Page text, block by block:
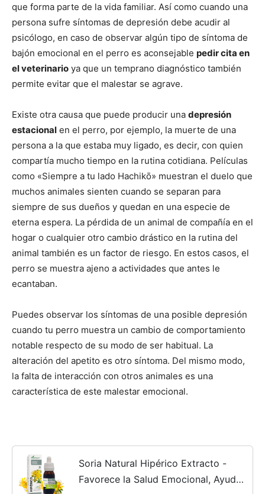
que forma parte de la vida familiar. Así como cuando una
persona sufre síntomas de depresión debe acudir al
psicólogo, en caso de observar algún tipo de síntoma de
bajón emocional en el perro es aconsejable pedir cita en
el veterinario ya que un temprano diagnóstico también
permite evitar que el malestar se agrave.
Existe otra causa que puede producir una depresión
estacional en el perro, por ejemplo, la muerte de una
persona a la que estaba muy ligado, es decir, con quien
compartía mucho tiempo en la rutina cotidiana. Películas
como «Siempre a tu lado Hachikō» muestran el duelo que
muchos animales sienten cuando se separan para
siempre de sus dueños y quedan en una especie de
eterna espera. La pérdida de un animal de compañía en el
hogar o cualquier otro cambio drástico en la rutina del
animal también es un factor de riesgo. En estos casos, el
perro se muestra ajeno a actividades que antes le
ecantaban.
Puedes observar los síntomas de una posible depresión
cuando tu perro muestra un cambio de comportamiento
notable respecto de su modo de ser habitual. La
alteración del apetito es otro síntoma. Del mismo modo,
la falta de interacción con otros animales es una
característica de este malestar emocional.
Soria Natural Hipérico Extracto -
Favorece la Salud Emocional, Ayuda